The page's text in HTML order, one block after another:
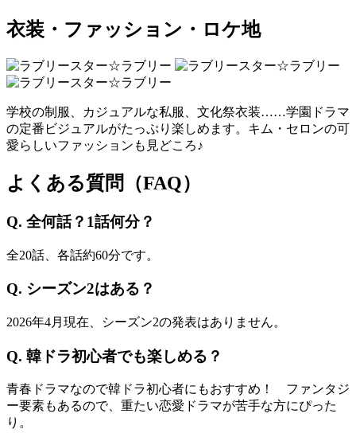
衣装・ファッション・ロケ地
学校の制服、カジュアルな私服、文化祭衣装……学園ドラマ
の定番ビジュアルがたっぷり楽しめます。キム・セロンの可
愛らしいファッションも見どころ♪
よくある質問（FAQ）
Q. 全何話？1話何分？
全20話、各話約60分です。
Q. シーズン2はある？
2026年4月現在、シーズン2の発表はありません。
Q. 韓ドラ初心者でも楽しめる？
青春ドラマなので韓ドラ初心者にもおすすめ！ ファンタジ
ー要素もあるので、重たい恋愛ドラマが苦手な方にぴった
り。